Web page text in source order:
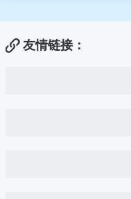
友情链接：